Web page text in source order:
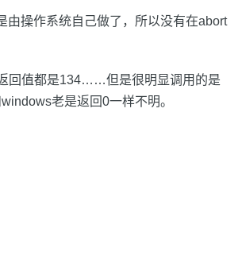
由操作系统自己做了，所以没有在abort
回值都是134……但是很明显调用的是
老是返回0一样不明。